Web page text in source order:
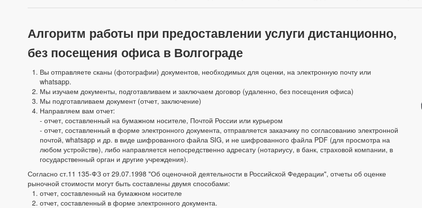
Алгоритм работы при предоставлении услуги дистанционно,
без посещения офиса в Волгограде
Вы отправляете сканы (фотографии) документов, необходимых для оценки, на электронную почту или
whatsapp.
Мы изучаем документы, подготавливаем и заключаем договор (удаленно, без посещения офиса)
Мы подготавливаем документ (отчет, заключение)
Направляем вам отчет:
- отчет, составленный на бумажном носителе, Почтой России или курьером
- отчет, составленный в форме электронного документа, отправляется заказчику по согласованию электронной
почтой, whatsapp и др. в виде шифрованного файла SIG, и не шифрованного файла PDF (для просмотра на
любом устройстве), либо направляется непосредственно адресату (нотариусу, в банк, страховой компании, в
государственный орган и другие учреждения).
Согласно ст.11 135-ФЗ от 29.07.1998 "Об оценочной деятельности в Российской Федерации", отчеты об оценке
рыночной стоимости могут быть составлены двумя способами:
отчет, составленный на бумажном носителе
отчет, составленный в форме электронного документа.